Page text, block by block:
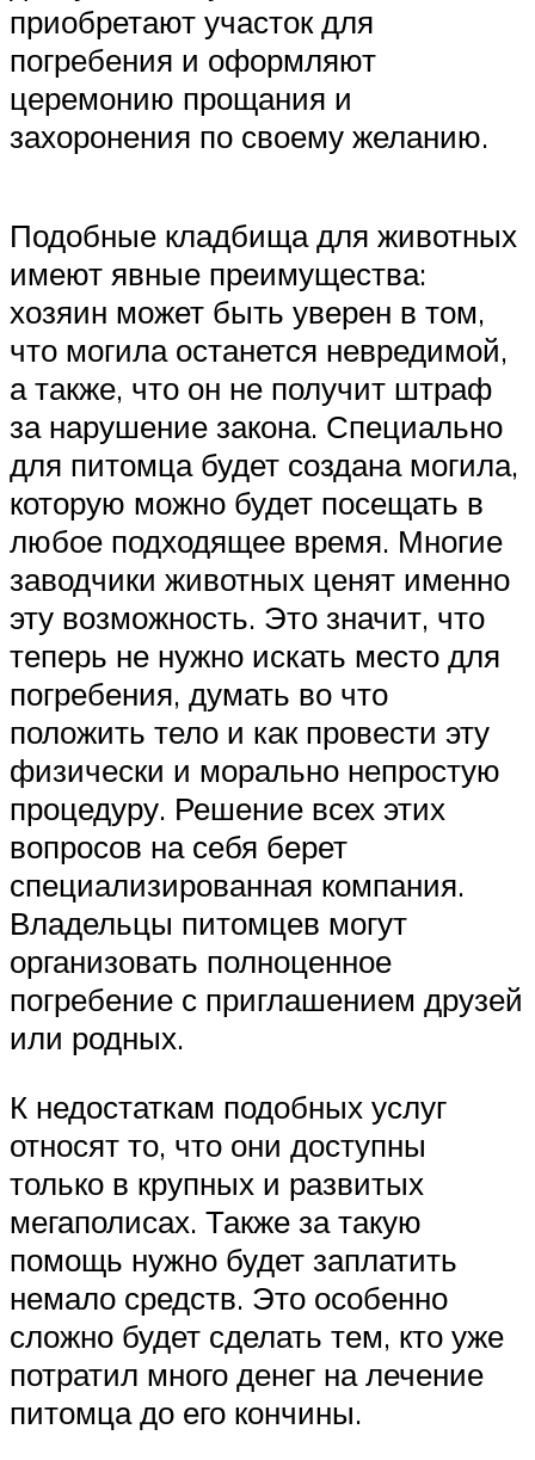
приобретают участок для
погребения и оформляют
церемонию прощания и
захоронения по своему желанию.
Подобные кладбища для животных
имеют явные преимущества:
хозяин может быть уверен в том,
что могила останется невредимой,
а также, что он не получит штраф
за нарушение закона. Специально
для питомца будет создана могила,
которую можно будет посещать в
любое подходящее время. Многие
заводчики животных ценят именно
эту возможность. Это значит, что
теперь не нужно искать место для
погребения, думать во что
положить тело и как провести эту
физически и морально непростую
процедуру. Решение всех этих
вопросов на себя берет
специализированная компания.
Владельцы питомцев могут
организовать полноценное
погребение с приглашением друзей
или родных.
К недостаткам подобных услуг
относят то, что они доступны
только в крупных и развитых
мегаполисах. Также за такую
помощь нужно будет заплатить
немало средств. Это особенно
сложно будет сделать тем, кто уже
потратил много денег на лечение
питомца до его кончины.